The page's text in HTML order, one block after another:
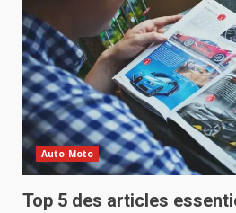
Auto Moto
Top 5 des articles